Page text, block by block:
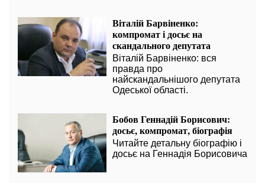
Віталій Барвіненко:
компромат і досьє на
скандального депутата
Віталій Барвіненко: вся
правда про
найскандальнішого депутата
Одеської області.
Бобов Геннадій Борисович:
досьє, компромат, біографія
Читайте детальну біографію і
досьє на Геннадія Борисовича